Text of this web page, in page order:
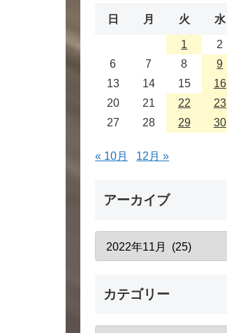
日 月 火 水
1 2
6
7 8 9
13
14 15 16
20
21 22 23
27
28 29 30
« 10月 12月 »
アーカイブ
カテゴリー